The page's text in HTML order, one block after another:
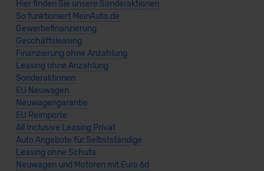
Hier finden Sie unsere Sonderaktionen
So funktioniert MeinAuto.de
Gewerbefinanzierung
Geschäftsleasing
Finanzierung ohne Anzahlung
Leasing ohne Anzahlung
Sonderaktionen
EU Neuwagen
Neuwagengarantie
EU Reimporte
All Inclusive Leasing Privat
Auto Angebote für Selbstständige
Leasing ohne Schufa
Neuwagen und Motoren mit Euro 6d